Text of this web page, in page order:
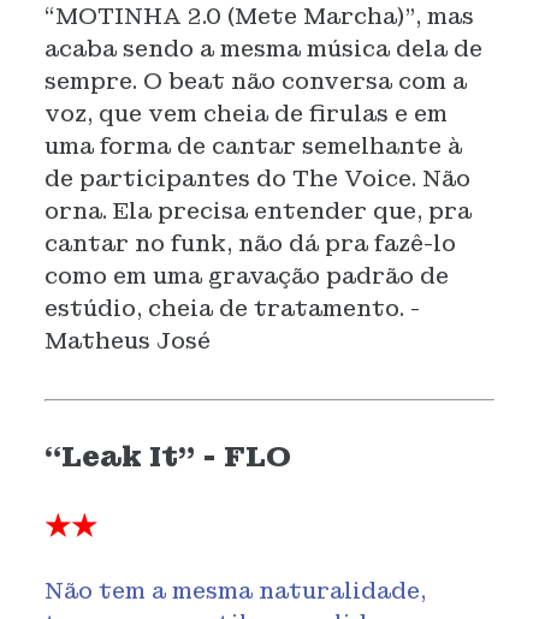
“MOTINHA 2.0 (Mete Marcha)”, mas
acaba sendo a mesma música dela de
sempre. O beat não conversa com a
voz, que vem cheia de firulas e em
uma forma de cantar semelhante à
de participantes do The Voice. Não
orna. Ela precisa entender que, pra
cantar no funk, não dá pra fazê-lo
como em uma gravação padrão de
estúdio, cheia de tratamento. -
Matheus José
“Leak It” - FLO
★★
Não tem a mesma naturalidade,